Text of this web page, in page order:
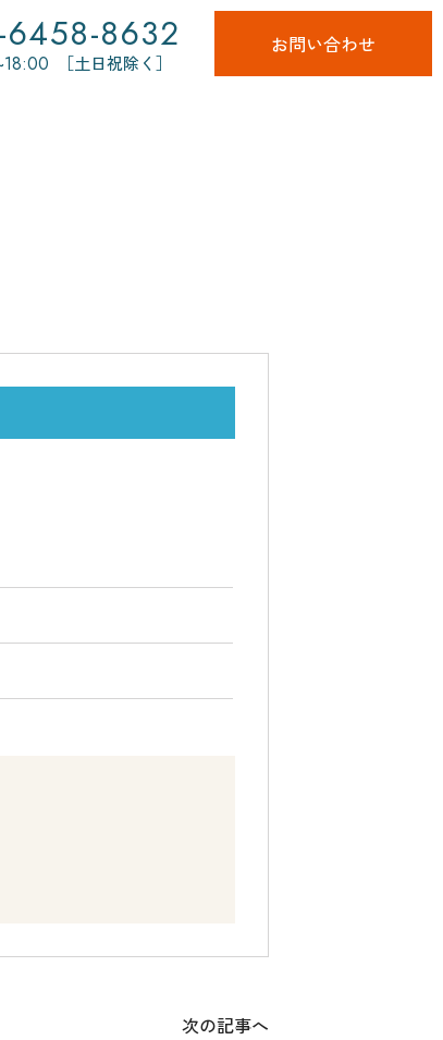
8632
［土日祝除く］
お問い合わせ
次の記事へ